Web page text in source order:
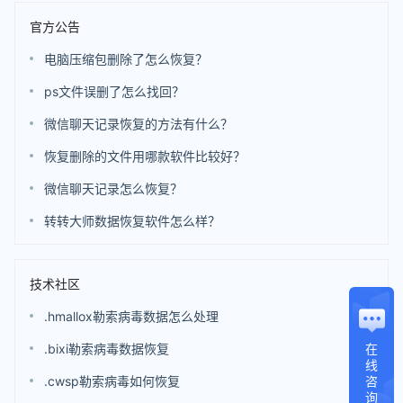
官方公告
电脑压缩包删除了怎么恢复？
ps文件误删了怎么找回？
微信聊天记录恢复的方法有什么？
恢复删除的文件用哪款软件比较好？
微信聊天记录怎么恢复？
转转大师数据恢复软件怎么样？
技术社区
.hmallox勒索病毒数据怎么处理
.bixi勒索病毒数据恢复
.cwsp勒索病毒如何恢复
在
线
咨
询